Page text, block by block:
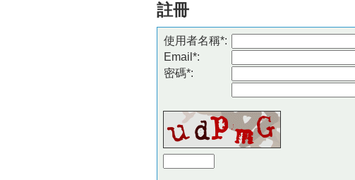
註冊
使用者名稱*:
Email*:
密碼*: